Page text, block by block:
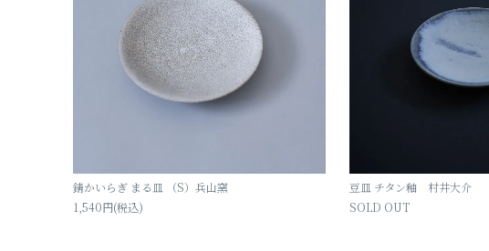
錆かいらぎ まる皿 （S）兵山窯
1,540円(税込)
豆皿 チタン釉 村井大介
SOLD OUT